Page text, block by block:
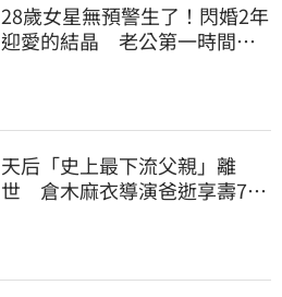
28歲女星無預警生了！閃婚2年
迎愛的結晶 老公第一時間「1
天后「史上最下流父親」離
世 倉木麻衣導演爸逝享壽76